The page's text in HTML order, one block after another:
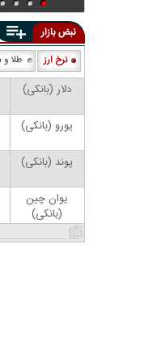
نبض بازار
نرخ ارز طلا
دلار (بانکی)
یورو (بانکی)
پوند (بانکی)
یوان چین
(بانکی)